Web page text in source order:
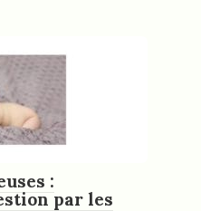
:
par les